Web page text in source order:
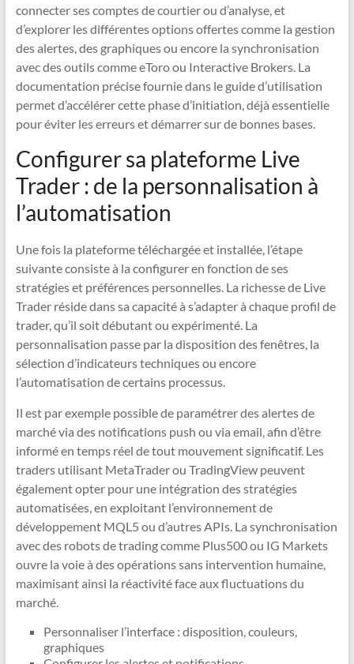
connecter ses comptes de courtier ou d’analyse, et
d’explorer les différentes options offertes comme la gestion
des alertes, des graphiques ou encore la synchronisation
avec des outils comme eToro ou Interactive Brokers. La
documentation précise fournie dans le guide d’utilisation
permet d’accélérer cette phase d’initiation, déjà essentielle
pour éviter les erreurs et démarrer sur de bonnes bases.
Configurer sa plateforme Live
Trader : de la personnalisation à
l’automatisation
Une fois la plateforme téléchargée et installée, l’étape
suivante consiste à la configurer en fonction de ses
stratégies et préférences personnelles. La richesse de Live
Trader réside dans sa capacité à s’adapter à chaque profil de
trader, qu’il soit débutant ou expérimenté. La
personnalisation passe par la disposition des fenêtres, la
sélection d’indicateurs techniques ou encore
l’automatisation de certains processus.
Il est par exemple possible de paramétrer des alertes de
marché via des notifications push ou via email, afin d’être
informé en temps réel de tout mouvement significatif. Les
traders utilisant MetaTrader ou TradingView peuvent
également opter pour une intégration des stratégies
automatisées, en exploitant l’environnement de
développement MQL5 ou d’autres APIs. La synchronisation
avec des robots de trading comme Plus500 ou IG Markets
ouvre la voie à des opérations sans intervention humaine,
maximisant ainsi la réactivité face aux fluctuations du
marché.
Personnaliser l’interface : disposition, couleurs,
graphiques